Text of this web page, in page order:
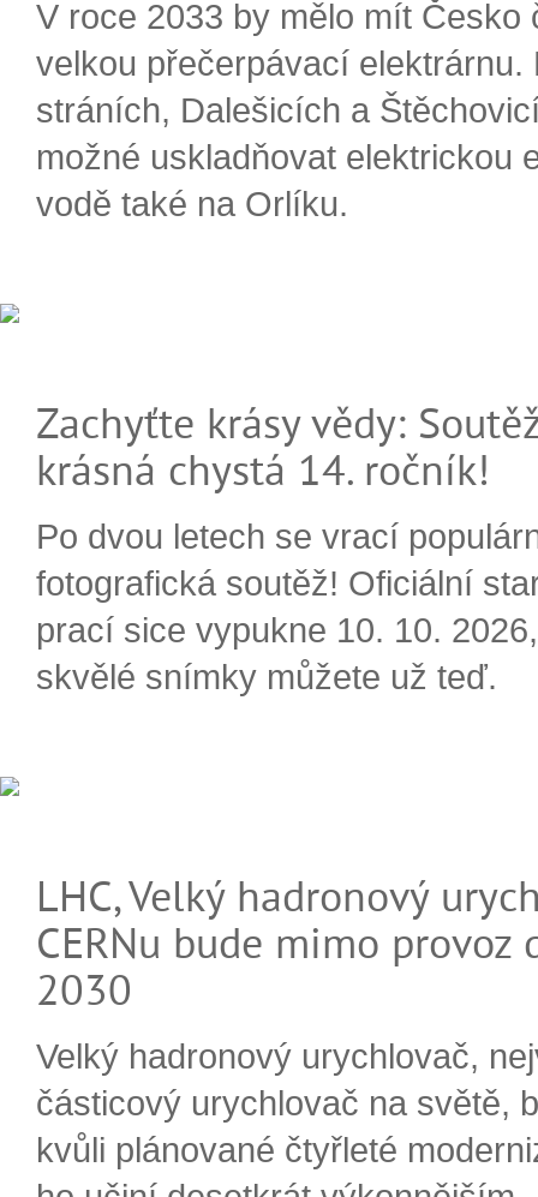
V roce 2033 by mělo mít Česko
velkou přečerpávací elektrárnu.
stráních, Dalešicích a
možné uskladňovat elektrickou
vodě také na Orlíku.
Zachyťte krásy vědy:
krásná chystá 14. ročník!
Po dvou letech se vrací
fotografická soutěž! Oficiální
prací sice vypukne 10. 10.
skvělé snímky můžete už teď.
LHC, Velký hadronový
CERNu bude mimo provoz
2030
Velký hadronový urychlovač,
částicový urychlovač na světě,
kvůli plánované čtyřleté